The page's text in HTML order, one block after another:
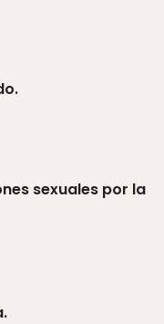
sexuales por la